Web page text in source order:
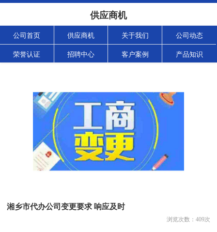
供应商机
公司首页 供应商机 关于我们 公司动态
荣誉认证 招聘中心 客户案例 产品知识
湘乡市代办公司变更要求 响应及时
浏览次数： 409次